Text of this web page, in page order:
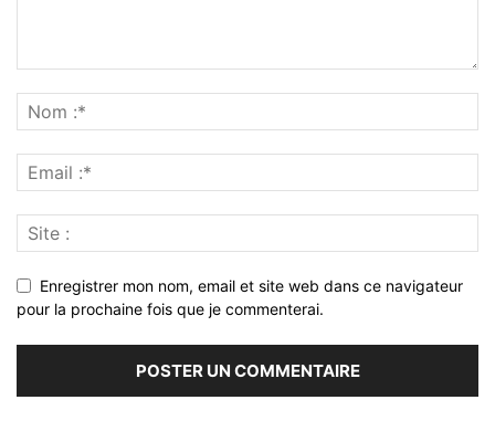
Enregistrer mon nom, email et site web dans ce navigateur
pour la prochaine fois que je commenterai.